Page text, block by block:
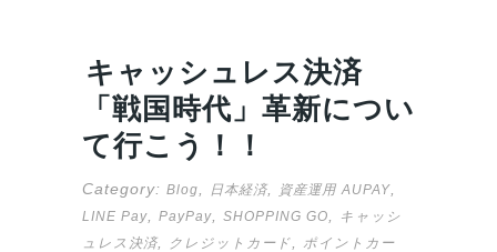
キャッシュレス決済
「戦国時代」革新につい
て行こう！！
Category: Blog 日本経済 資産運用 AUPAY
LINE Pay PayPay SHOPPING GO
キャッシ
ュレス決済
クレジットカード
ポイントカー